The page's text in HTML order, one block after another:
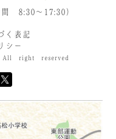
間 8:30〜17:30）
く表記
シー
All right reserved